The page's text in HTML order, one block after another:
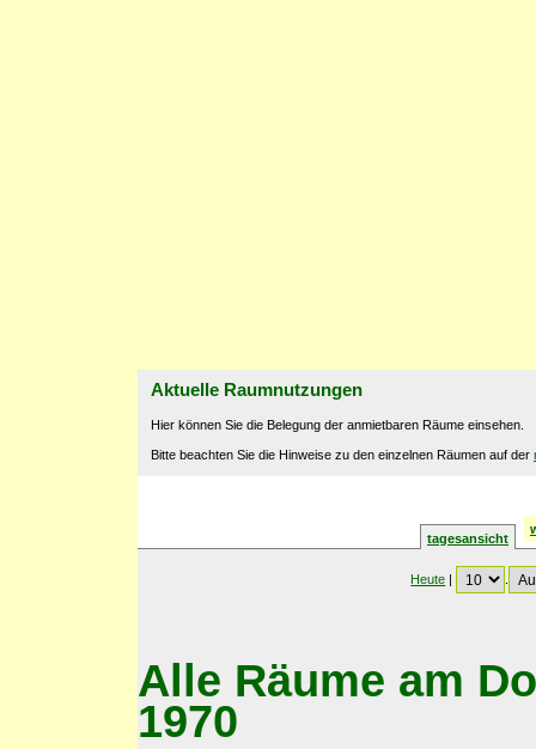
Aktuelle Raumnutzungen
Hier können Sie die Belegung der anmietbaren Räume einsehen.
Bitte beachten Sie die Hinweise zu den einzelnen Räumen auf der
tagesansicht
Heute .
Alle Räume am
1970